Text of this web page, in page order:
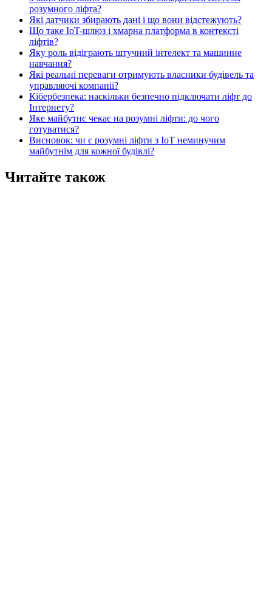
розумного ліфта?
Які датчики збирають дані і що вони відстежують?
Що таке IoT-шлюз і хмарна платформа в контексті
ліфтів?
Яку роль відіграють штучний інтелект та машинне
навчання?
Які реальні переваги отримують власники будівель та
управляючі компанії?
Кібербезпека: наскільки безпечно підключати ліфт до
Інтернету?
Яке майбутнє чекає на розумні ліфти: до чого
готуватися?
Висновок: чи є розумні ліфти з IoT неминучим
майбутнім для кожної будівлі?
Читайте також